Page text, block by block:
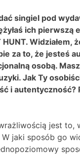
singiel pod
ich pierwszą
HUNT. Widziałem,
za to, że jesteś
osobą.
Jak Ty
i autentyczność?
jest to,
jaki sposób go